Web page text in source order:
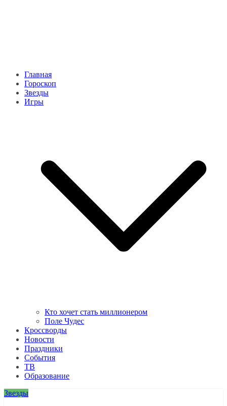
Главная
Гороскоп
Звезды
Игры
Кто хочет стать миллионером
Поле Чудес
Кроссворды
Новости
Праздники
События
ТВ
Образование
Звезды